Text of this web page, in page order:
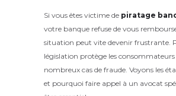
Si vous êtes victime de piratage
votre banque refuse de vous
situation peut vite devenir frustrante.
législation protège les consommateurs
nombreux cas de fraude. Voyons les
et pourquoi faire appel à un avocat